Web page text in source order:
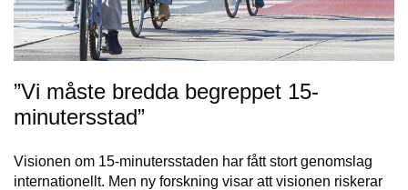
”Vi måste bredda begreppet 15-
minutersstad”
Visionen om 15-minutersstaden har fått stort genomslag
internationellt. Men ny forskning visar att visionen riskerar